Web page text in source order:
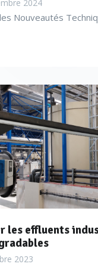
qualité de l’eau
Ce paramètre
dissous résiduel
recommandées
établi dans
lignes
mixte.
2024
Nouveautés
les effluents
2023